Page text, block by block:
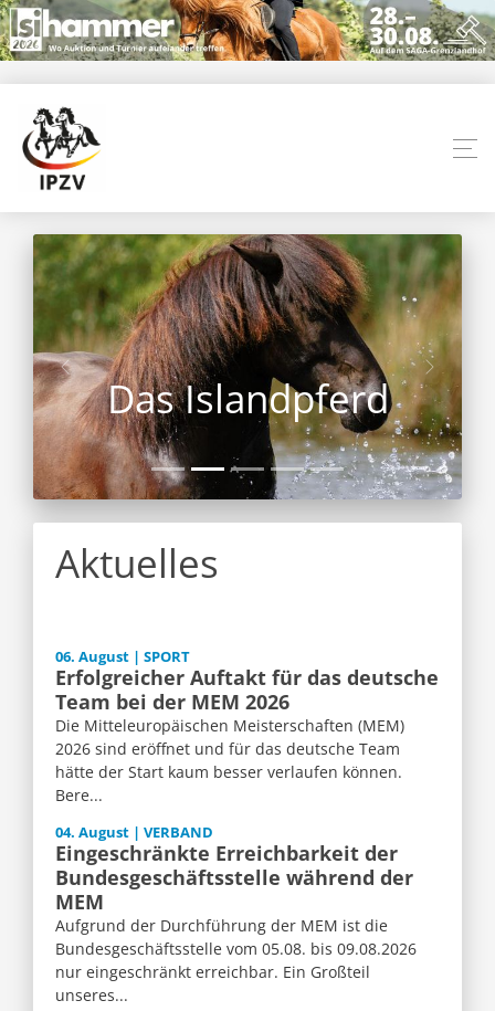
Das Islandpferd
Aktuelles
06. August | SPORT
Erfolgreicher Auftakt für das deutsche
Team bei der MEM 2026
Die Mitteleuropäischen Meisterschaften (MEM)
2026 sind eröffnet und für das deutsche Team
hätte der Start kaum besser verlaufen können.
Bere...
04. August | VERBAND
Eingeschränkte Erreichbarkeit der
Bundesgeschäftsstelle während der
MEM
Aufgrund der Durchführung der MEM ist die
Bundesgeschäftsstelle vom 05.08. bis 09.08.2026
nur eingeschränkt erreichbar. Ein Großteil
unseres...